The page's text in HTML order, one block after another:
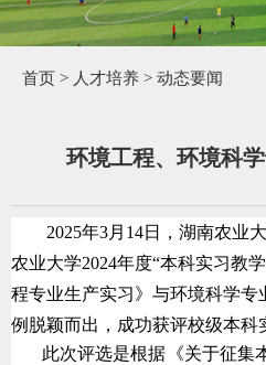
首页 > 人才培养 > 动态要闻
环境工程、环境科
2025年3月14日，湖南农业
农业大学2024年度“本科实习教
程专业生产实习》与环境科学
例脱颖而出，成功获评校级本科
此次评选是根据《关于征集